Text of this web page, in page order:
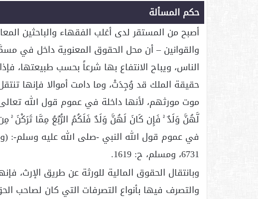
حكم المسألة
أصبح من المستقر لدى أغلب الفقهاء والباحثين
والقوانين – أن محل الحقوق المعنوية داخل في
الناس، ويباح الانتفاع بها شرعاً بحسب طبيعتها،
حقيقة الملك قد وُجِدَتْ، وما دامت أموالا فإنها
موت مورثهم، لأنها داخلة في عموم قول الله
لَّهُنَّ وَلَدٌ ۚ فَإِن كَانَ لَهُنَّ وَلَدٌ فَلَكُمُ الرُّبُعُ مِمَّا تَرَكْنَ
في عموم قول الله النبي -صلى الله عليه وسلم-:
6731، ومسلم، ح: 1619.
وبانتقال الحقوق المالية للورثة عن طريق الإرث،
والتصرف فيها بأنواع التصرفات التي كان لصاحب